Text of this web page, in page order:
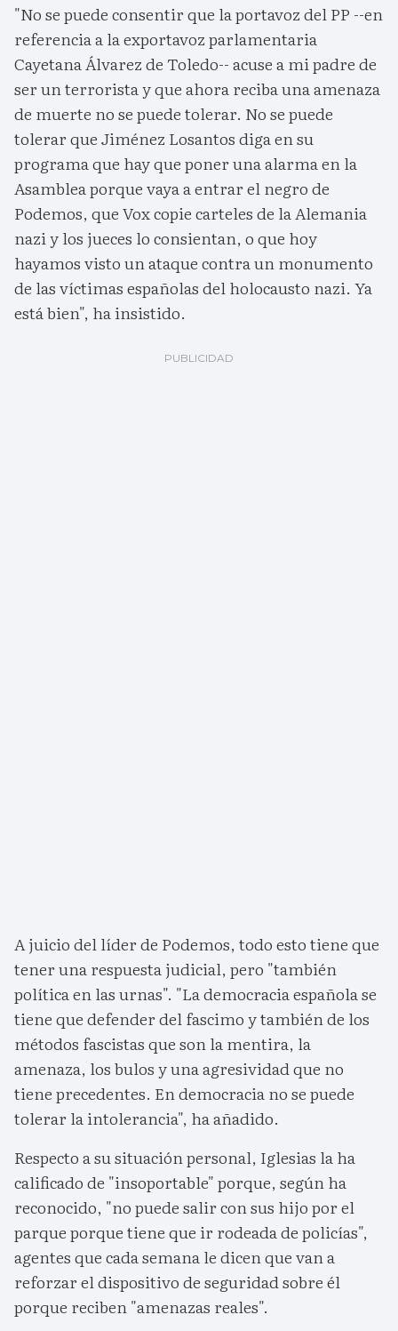
"No se puede consentir que la portavoz del PP --en
referencia a la exportavoz parlamentaria
Cayetana Álvarez de Toledo-- acuse a mi padre de
ser un terrorista y que ahora reciba una amenaza
de muerte no se puede tolerar. No se puede
tolerar que Jiménez Losantos diga en su
programa que hay que poner una alarma en la
Asamblea porque vaya a entrar el negro de
Podemos, que Vox copie carteles de la Alemania
nazi y los jueces lo consientan, o que hoy
hayamos visto un ataque contra un monumento
de las víctimas españolas del holocausto nazi. Ya
está bien", ha insistido.
A juicio del líder de Podemos, todo esto tiene que
tener una respuesta judicial, pero "también
política en las urnas". "La democracia española se
tiene que defender del fascimo y también de los
métodos fascistas que son la mentira, la
amenaza, los bulos y una agresividad que no
tiene precedentes. En democracia no se puede
tolerar la intolerancia", ha añadido.
Respecto a su situación personal, Iglesias la ha
calificado de "insoportable" porque, según ha
reconocido, "no puede salir con sus hijo por el
parque porque tiene que ir rodeada de policías",
agentes que cada semana le dicen que van a
reforzar el dispositivo de seguridad sobre él
porque reciben "amenazas reales".